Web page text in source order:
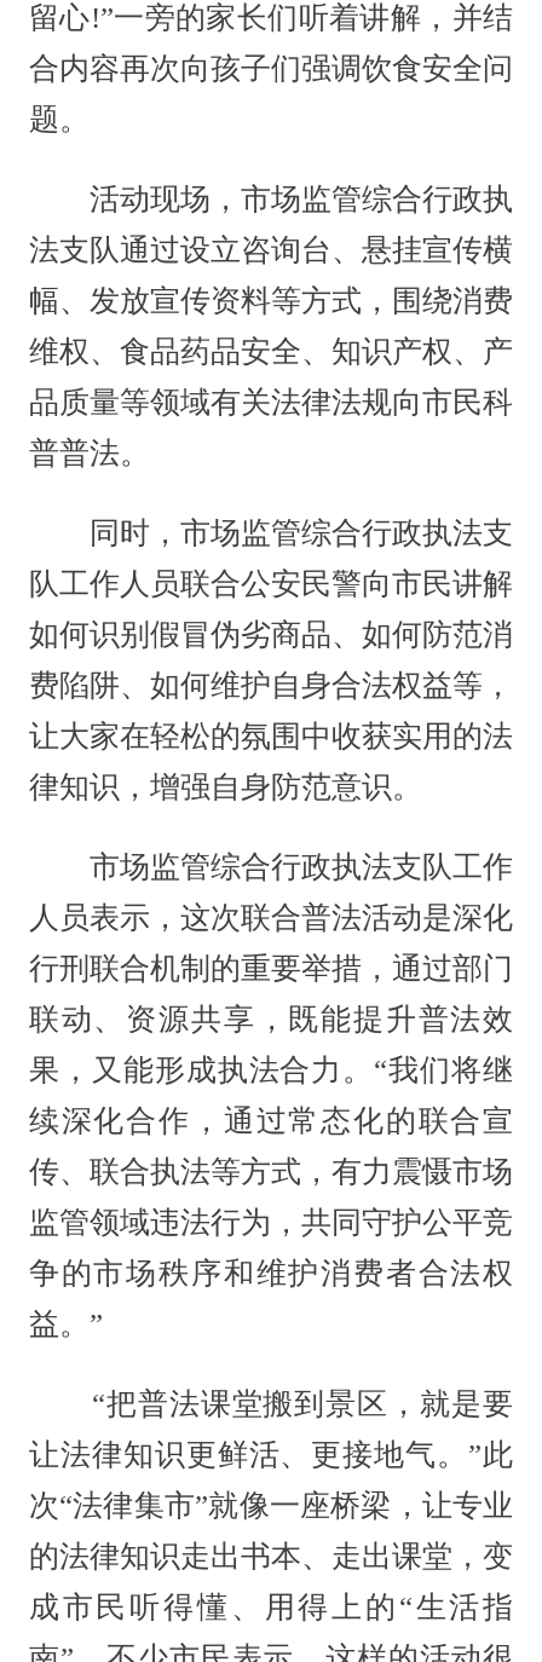
留心!”一旁的家长们听着讲解，并结
合内容再次向孩子们强调饮食安全问
题。
活动现场，市场监管综合行政执
法支队通过设立咨询台、悬挂宣传横
幅、发放宣传资料等方式，围绕消费
维权、食品药品安全、知识产权、产
品质量等领域有关法律法规向市民科
普普法。
同时，市场监管综合行政执法支
队工作人员联合公安民警向市民讲解
如何识别假冒伪劣商品、如何防范消
费陷阱、如何维护自身合法权益等，
让大家在轻松的氛围中收获实用的法
律知识，增强自身防范意识。
市场监管综合行政执法支队工作
人员表示，这次联合普法活动是深化
行刑联合机制的重要举措，通过部门
联动、资源共享，既能提升普法效
果，又能形成执法合力。“我们将继
续深化合作，通过常态化的联合宣
传、联合执法等方式，有力震慑市场
监管领域违法行为，共同守护公平竞
争的市场秩序和维护消费者合法权
益。”
“把普法课堂搬到景区，就是要
让法律知识更鲜活、更接地气。”此
次“法律集市”就像一座桥梁，让专业
的法律知识走出书本、走出课堂，变
成市民听得懂、用得上的“生活指